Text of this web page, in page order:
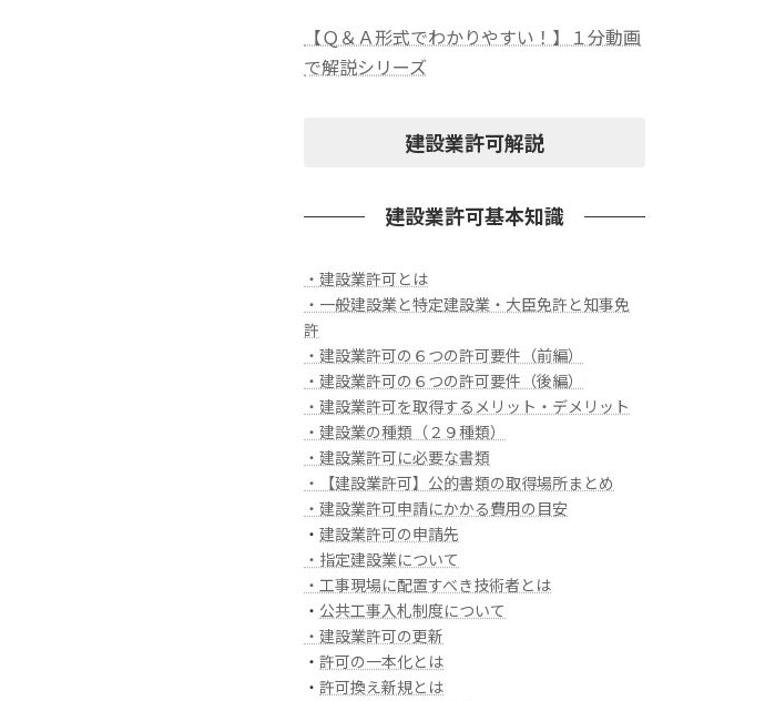
【Ｑ＆Ａ形式でわかりやすい！】１分動画
で解説シリーズ
建設業許可解説
建設業許可基本知識
・建設業許可とは
・一般建設業と特定建設業・大臣免許と知事免
許
・建設業許可の６つの許可要件（前編）
・建設業許可の６つの許可要件（後編）
・建設業許可を取得するメリット・デメリット
・建設業の種類（２９種類）
・建設業許可に必要な書類
・【建設業許可】公的書類の取得場所まとめ
・建設業許可申請にかかる費用の目安
・建設業許可の申請先
・指定建設業について
・工事現場に配置すべき技術者とは
・ 公共工事入札制度について
・建設業許可の更新
・許可の一本化とは
・許可換え新規とは